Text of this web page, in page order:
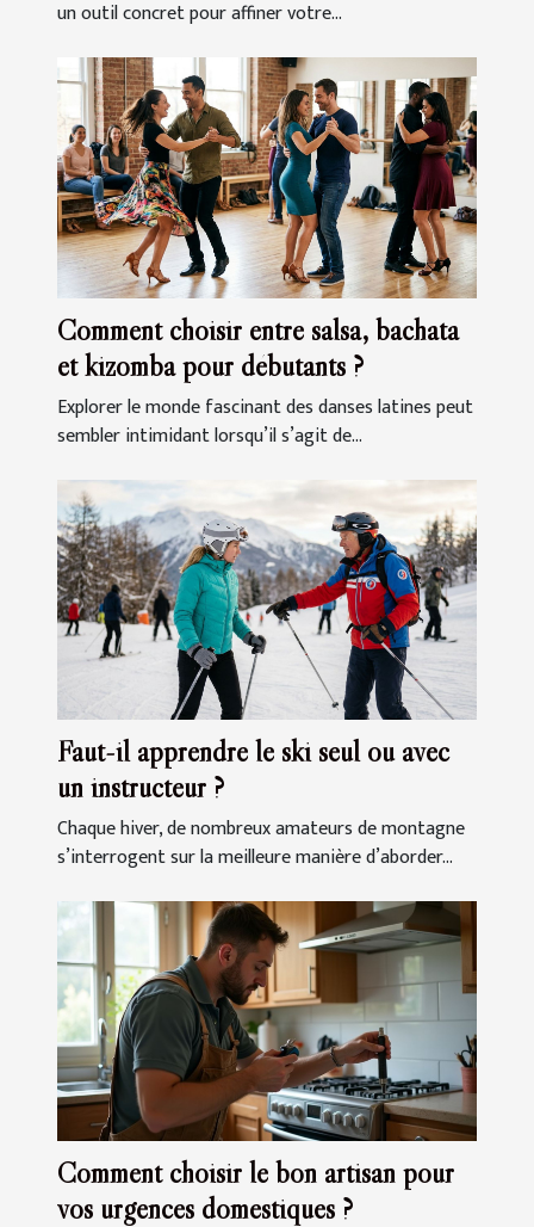
un outil concret pour affiner votre...
Comment choisir entre salsa, bachata
et kizomba pour débutants ?
Explorer le monde fascinant des danses latines peut
sembler intimidant lorsqu’il s’agit de...
Faut-il apprendre le ski seul ou avec
un instructeur ?
Chaque hiver, de nombreux amateurs de montagne
s’interrogent sur la meilleure manière d’aborder...
Comment choisir le bon artisan pour
vos urgences domestiques ?